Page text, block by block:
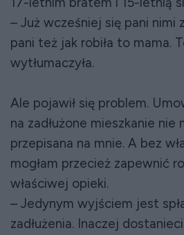
– Już wcześniej się pani nimi
pani też jak robiła to mama.
wytłumaczyła.
Ale pojawił się problem.
na zadłużone mieszkanie nie
przepisana na mnie. A bez
mogłam przecież zapewnić
właściwej opieki.
– Jedynym wyjściem jest
zadłużenia. Inaczej